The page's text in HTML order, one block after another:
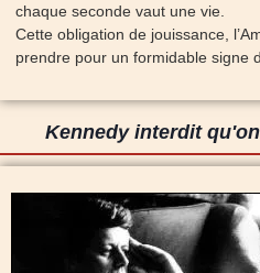
chaque seconde vaut une vie.
Cette obligation de jouissance,
prendre pour un formidable signe
Kennedy interdit